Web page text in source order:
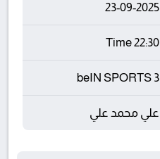
23-09-2025
22:30 Time
beIN SPORTS 3
علي محمد علي